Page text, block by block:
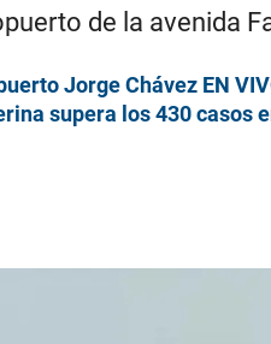
de la avenida
Jorge Chávez EN
supera los 430 casos